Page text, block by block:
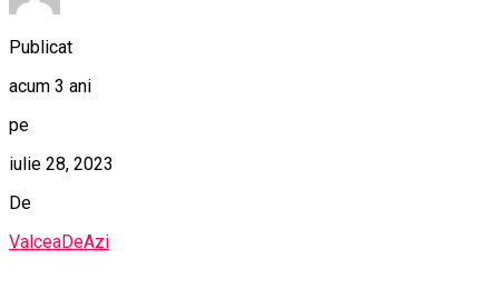
Publicat
acum 3 ani
pe
iulie 28, 2023
De
ValceaDeAzi